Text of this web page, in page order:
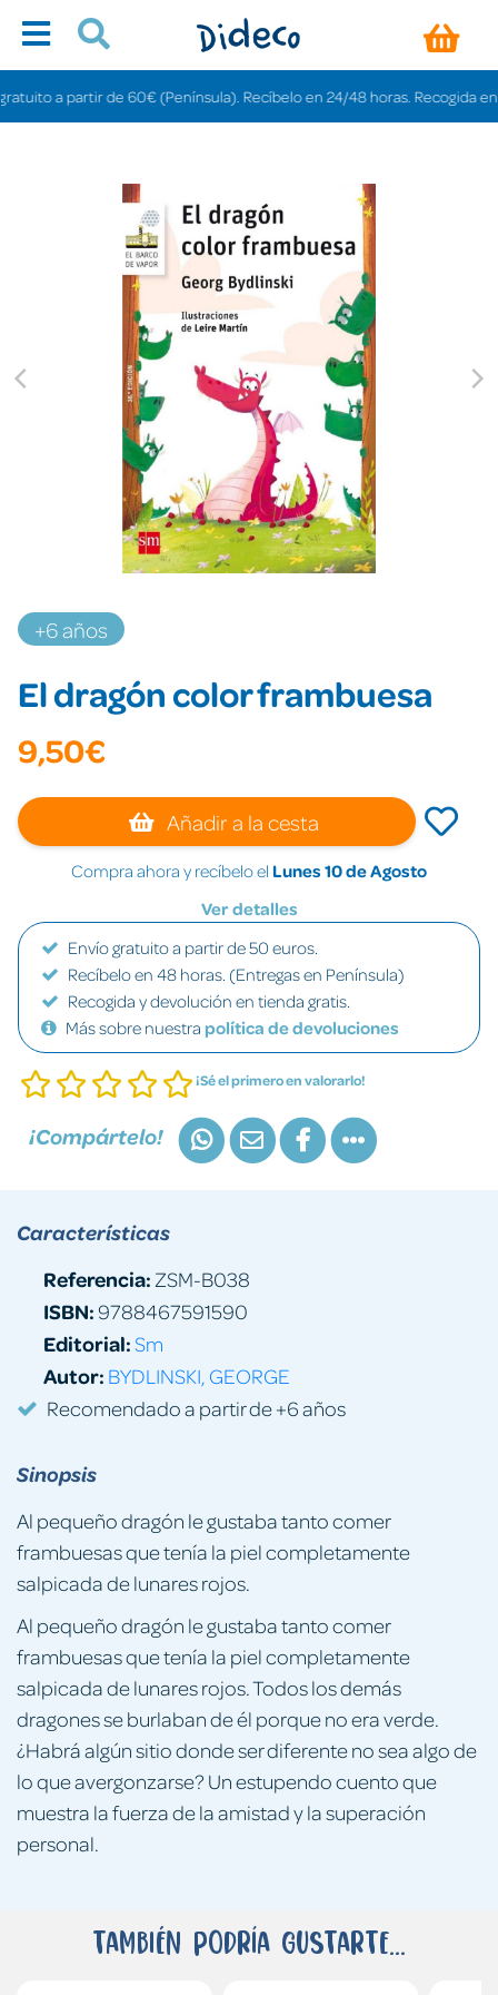
a partir de 60€ (Península). Recíbelo en 24/48 horas. Recogida en
+6 años
El dragón color frambuesa
9,50€
Añadir a la cesta
Compra ahora y recíbelo el Lunes 10 de Agosto
Ver detalles
Envío gratuito a partir de 50 euros.
Recíbelo en 48 horas. (Entregas en Península)
Recogida y devolución en tienda gratis.
Más sobre nuestra política de devoluciones
¡Sé el primero en valorarlo!
¡Compártelo!
Sinopsis
Al pequeño dragón le gustaba tanto comer
frambuesas que tenía la piel completamente
salpicada de lunares rojos.
Al pequeño dragón le gustaba tanto comer
frambuesas que tenía la piel completamente
salpicada de lunares rojos. Todos los demás
dragones se burlaban de él porque no era verde.
¿Habrá algún sitio donde ser diferente no sea algo de
lo que avergonzarse? Un estupendo cuento que
muestra la fuerza de la amistad y la superación
personal.
Características
Referencia: ZSM-B038
ISBN:9788467591590
Editorial:Sm
Autor: BYDLINSKI, GEORGE
Recomendado a partir de +6 años
También podría gustarte...